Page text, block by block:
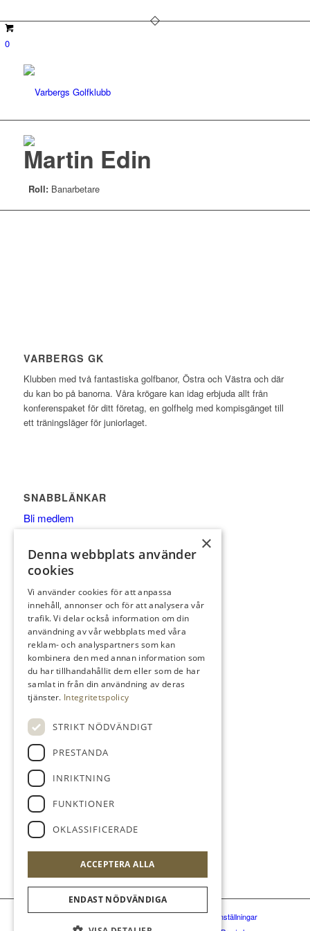
0
Martin Edin
Roll: Banarbetare
VARBERGS GK
Klubben med två fantastiska golfbanor, Östra och Västra och där
du kan bo på banorna. Våra krögare kan idag erbjuda allt från
konferenspaket för ditt företag, en golfhelg med kompisgänget till
ett träningsläger för juniorlaget.
SNABBLÄNKAR
Bli medlem
Boende
Äta
Klubben
Pro / shop
Spela
Partners
KONTAKTA
Varbergs GK Västra
Spannarp 31, 432 77, Tvååker
Varbergs GK Östra
Torstorp 55, 432 98, Grimeton
0340 480 380info@varbergsgk.se
© Varbergs GK|Hemsidan levereras av Kust IT|Cookie Inställningar
×
Denna webbplats använder
cookies
Vi använder cookies för att anpassa
innehåll, annonser och för att analysera vår
trafik. Vi delar också information om din
användning av vår webbplats med våra
reklam- och analyspartners som kan
kombinera den med annan information som
du har tillhandahållit dem eller som de har
samlat in från din användning av deras
tjänster. Integritetspolicy
STRIKT NÖDVÄNDIGT
PRESTANDA
INRIKTNING
FUNKTIONER
OKLASSIFICERADE
ACCEPTERA ALLA
ENDAST NÖDVÄNDIGA